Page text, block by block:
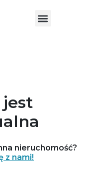
nieruchomość?
z nami!